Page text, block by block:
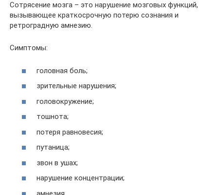
Сотрясение мозга – это нарушение мозговых функций,
вызывающее краткосрочную потерю сознания и
ретроградную амнезию.
Симптомы:
головная боль;
зрительные нарушения;
головокружение;
тошнота;
потеря равновесия;
путаница;
звон в ушах;
нарушение концентрации;